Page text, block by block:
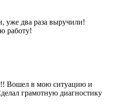
уже два раза выручили!
работу!
Вошел в мою ситуацию и
грамотную диагностику